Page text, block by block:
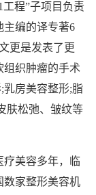
程”子项目负责
主编的译专著6
更是发表了更
组织肿瘤的手术
乳房美容整形;脂
肤松弛、皱纹等
疗美容多年，临
数家整形美容机